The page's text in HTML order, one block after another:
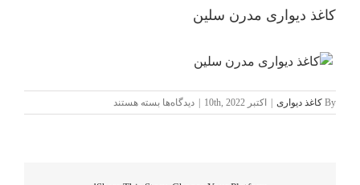
کاغذ دیواری مدرن سلین
By کاغذ دیواری اکتبر 10th, 2022 دیدگاه‌ها برای
کاغذ
بسته هستند